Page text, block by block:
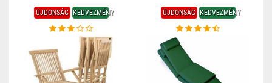
ÚJDONSÁG KEDVEZMÉNY ÚJDONSÁG KEDVEZMÉNY